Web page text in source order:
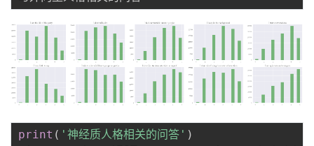
print ( '神经质人格相关的问答' )